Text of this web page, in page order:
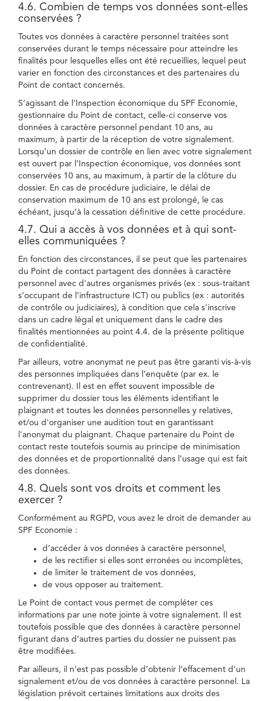
4.6. Combien de temps vos données sont-elles
conservées ?
Toutes vos données à caractère personnel traitées sont
conservées durant le temps nécessaire pour atteindre les
finalités pour lesquelles elles ont été recueillies, lequel peut
varier en fonction des circonstances et des partenaires du
Point de contact concernés.
S’agissant de l’Inspection économique du SPF Economie,
gestionnaire du Point de contact, celle-ci conserve vos
données à caractère personnel pendant 10 ans, au
maximum, à partir de la réception de votre signalement.
Lorsqu’un dossier de contrôle en lien avec votre signalement
est ouvert par l’Inspection économique, vos données sont
conservées 10 ans, au maximum, à partir de la clôture du
dossier. En cas de procédure judiciaire, le délai de
conservation maximum de 10 ans est prolongé, le cas
échéant, jusqu’à la cessation définitive de cette procédure.
4.7. Qui a accès à vos données et à qui sont-
elles communiquées ?
En fonction des circonstances, il se peut que les partenaires
du Point de contact partagent des données à caractère
personnel avec d'autres organismes privés (ex : sous-traitant
s’occupant de l’infrastructure ICT) ou publics (ex : autorités
de contrôle ou judiciaires), à condition que cela s'inscrive
dans un cadre légal et uniquement dans le cadre des
finalités mentionnées au point 4.4. de la présente politique
de confidentialité.
Par ailleurs, votre anonymat ne peut pas être garanti vis-à-vis
des personnes impliquées dans l’enquête (par ex. le
contrevenant). Il est en effet souvent impossible de
supprimer du dossier tous les éléments identifiant le
plaignant et toutes les données personnelles y relatives,
et/ou d'organiser une audition tout en garantissant
l'anonymat du plaignant. Chaque partenaire du Point de
contact reste toutefois soumis au principe de minimisation
des données et de proportionnalité dans l’usage qui est fait
des données.
4.8. Quels sont vos droits et comment les
exercer ?
Conformément au RGPD, vous avez le droit de demander au
SPF Economie :
d’accéder à vos données à caractère personnel,
de les rectifier si elles sont erronées ou incomplètes,
de limiter le traitement de vos données,
de vous opposer au traitement.
Le Point de contact vous permet de compléter ces
informations par une note jointe à votre signalement. Il est
toutefois possible que des données à caractère personnel
figurant dans d’autres parties du dossier ne puissent pas
être modifiées.
Par ailleurs, il n’est pas possible d’obtenir l’effacement d’un
signalement et/ou de vos données à caractère personnel. La
législation prévoit certaines limitations aux droits des